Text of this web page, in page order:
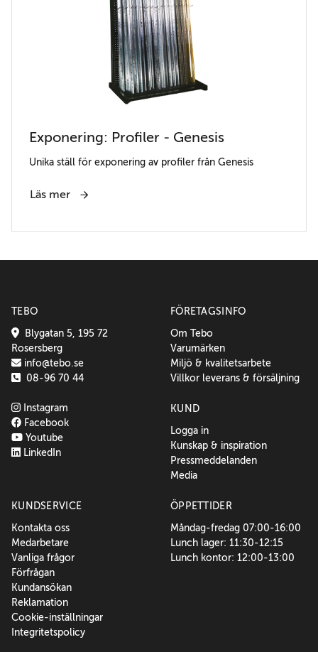
Exponering: Profiler - Genesis
Unika ställ för exponering av profiler från Genesis
Läs mer
TEBO
Blygatan 5, 195 72
Rosersberg
info@tebo.se
08-96 70 44
Instagram
Facebook
Youtube
LinkedIn
FÖRETAGSINFO
Om Tebo
Varumärken
Miljö & kvalitetsarbete
Villkor leverans & försäljning
KUND
Logga in
Kunskap & inspiration
Pressmeddelanden
Media
KUNDSERVICE
Kontakta oss
Medarbetare
Vanliga frågor
Förfrågan
Kundansökan
Reklamation
Cookie-inställningar
Integritetspolicy
ÖPPETTIDER
Måndag-fredag 07:00-16:00
Lunch lager: 11:30-12:15
Lunch kontor: 12:00-13:00